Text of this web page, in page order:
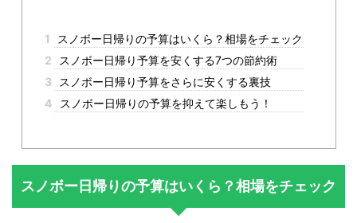
1
スノボー日帰りの予算はいくら？相場をチェック
2
スノボー日帰り予算を安くする7つの節約術
3
スノボー日帰り予算をさらに安くする裏技
4
スノボー日帰りの予算を抑えて楽しもう！
スノボー日帰りの予算はいくら？相場をチェック